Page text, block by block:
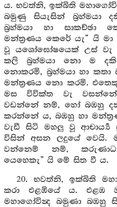
ය. භවත්නි, ඉක්බිති
බමුණු සියැසින් බ්‍රහ්මයා
බ්‍රහ්මයා හා සාකච්ඡා
මන්ත්‍රණය කෙරේ යැ” යි
වූ යශෝඝෝෂයෙක් උස් වැ
කලි බ්‍රහ්මයා නො ම
නොකරමි, බ්‍රහ්මයා හා කතා
මන්ත්‍රණය නො කරමි.
මස විවික්ත වැ
වඩන්නේ නම්, හෝ බඹහු
කරන්නේ ය, බඹහු හා
වැඩී සිටි මහලු වූ ආචාර්‍ය්‍ය
විසින් අසන ලදුයේ වෙයි.
වන්නෙම් නම්,
යෙහෙකැ” යි මේ සිත වී ය.
20. භවත්නි, ඉක්බිති
කරා එළඹියේ ය. එළඹ
මහාගෝවින්‍ද බමුණා බඹහු